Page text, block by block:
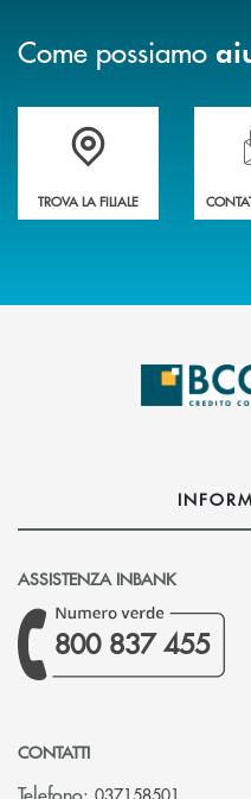
Come possiamo
Trova la filiale più vicina a Te
TROVA LA FILIALE
Hai
ASSISTENZA INBANK
800 837 455
CONTATTI
Telefono: 037158501